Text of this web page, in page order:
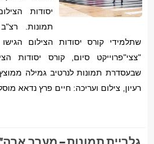
יסודות
תמונות.
שתלמידי קורס יסודות הצילום
שבעסדרת תמונות לנרטיב גמילה
רעיון, צילום ועריכה: חיים פרץ נדאא